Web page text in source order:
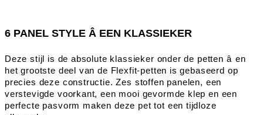
6 PANEL STYLE Â EEN KLASSIEKER
Deze stijl is de absolute klassieker onder de petten â en
het grootste deel van de Flexfit-petten is gebaseerd op
precies deze constructie. Zes stoffen panelen, een
verstevigde voorkant, een mooi gevormde klep en een
perfecte pasvorm maken deze pet tot een tijdloze